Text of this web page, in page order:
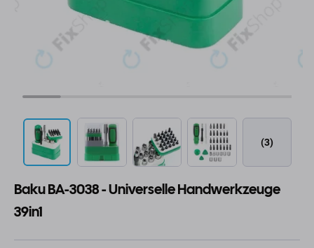
(3)
Baku BA-3038 - Universelle Handwerkzeuge
39in1